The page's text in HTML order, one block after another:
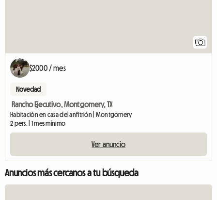
$2000 / mes
Novedad
Rancho Ejecutivo, Montgomery, TX
Habitación en casa del anfitrión | Montgomery
2 pers. | 1 mes mínimo
Ver anuncio
Anuncios más cercanos a tu búsqueda